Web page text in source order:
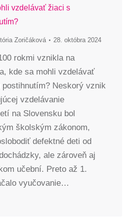
vzdelávať žiaci s
Zoričáková 28. októbra 2024
rokmi vznikla na
kde sa mohli vzdelávať
Neskorý vznik
vzdelávanie
na Slovensku bol
školským zákonom,
defektné deti od
ale zároveň aj
učební. Preto až 1.
vyučovanie…